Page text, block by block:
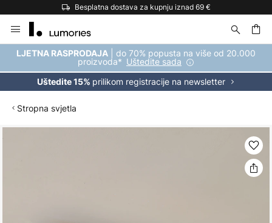
Besplatna dostava za kupnju iznad 69 €
to
Content
LJETNA RASPRODAJA | do 70% popusta na više od 20.000
proizvoda* Uštedite sada
Uštedite 15% prilikom registracije na newsletter
Stropna svjetla